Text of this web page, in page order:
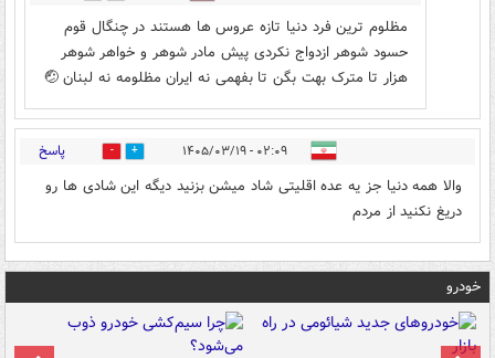
مظلوم ترین فرد دنیا تازه عروس ها هستند در چنگال قوم
حسود شوهر ازدواج نکردی پیش مادر شوهر و خواهر شوهر
هزار تا مترک بهت بگن تا بفهمی نه ایران مظلومه نه لبنان 🤕
۰۲:۰۹ - ۱۴۰۵/۰۳/۱۹ 0 پاسخ
والا همه دنیا جز یه عده اقلیتی شاد میشن بزنید دیگه این شادی ها رو
دریغ نکنید از مردم
خودرو